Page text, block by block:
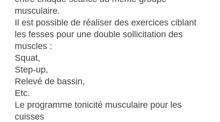
musculaire.
Il est possible de réaliser des exercices ciblant
les fesses pour une double sollicitation des
muscles :
Squat,
Step-up,
Relevé de bassin,
Etc.
Le programme tonicité musculaire pour les
cuisses